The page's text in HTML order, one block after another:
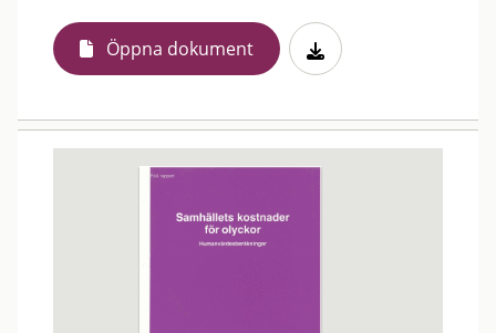
Öppna dokument